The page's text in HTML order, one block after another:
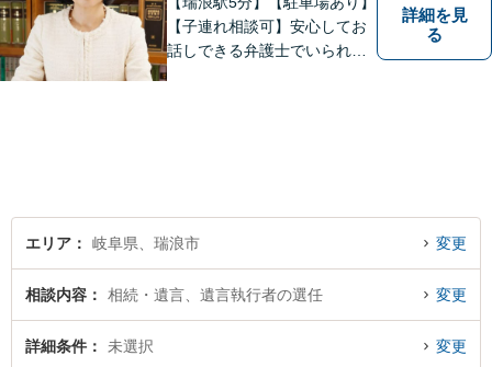
【子連れ相談可】安心してお
話しできる弁護士でいられる
詳細を見
る
エリア 岐阜県、瑞浪市 変更
相談内容 相続・遺言、遺言執行者の選任 変更
詳細条件 未選択 変更